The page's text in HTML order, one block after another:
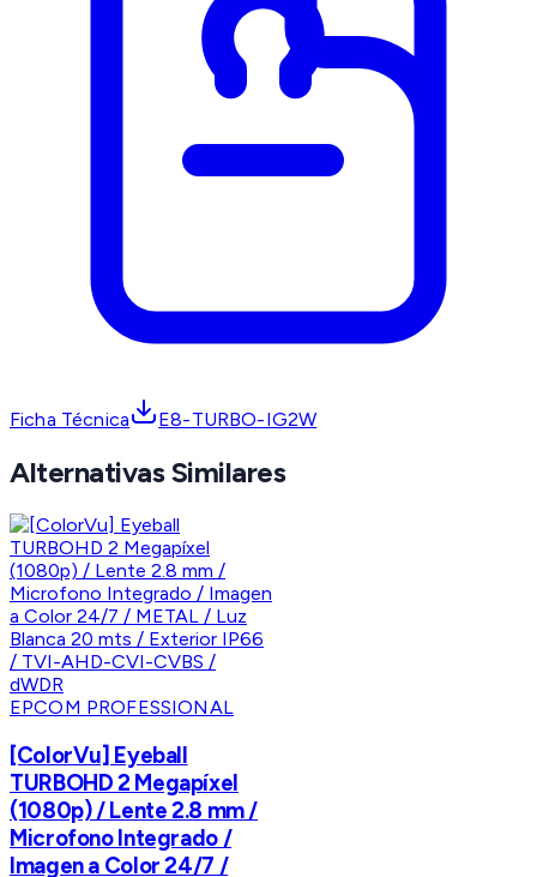
Ficha Técnica E8-TURBO-IG2W
Alternativas Similares
EPCOM PROFESSIONAL
[ColorVu] Eyeball
TURBOHD 2 Megapíxel
(1080p) / Lente 2.8 mm /
Microfono Integrado /
Imagen a Color 24/7 /